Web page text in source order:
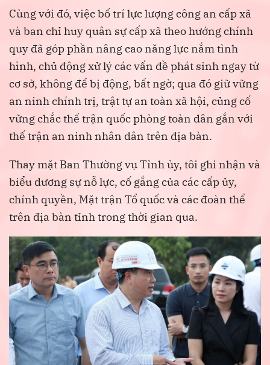
Cùng với đó, việc bố trí lực lượng công an cấp xã
và ban chỉ huy quân sự cấp xã theo hướng chính
quy đã góp phần nâng cao năng lực nắm tình
hình, chủ động xử lý các vấn đề phát sinh ngay từ
cơ sở, không để bị động, bất ngờ; qua đó giữ vững
an ninh chính trị, trật tự an toàn xã hội, củng cố
vững chắc thế trận quốc phòng toàn dân gắn với
thế trận an ninh nhân dân trên địa bàn.
Thay mặt Ban Thường vụ Tỉnh ủy, tôi ghi nhận và
biểu dương sự nỗ lực, cố gắng của các cấp ủy,
chính quyền, Mặt trận Tổ quốc và các đoàn thể
trên địa bàn tỉnh trong thời gian qua.